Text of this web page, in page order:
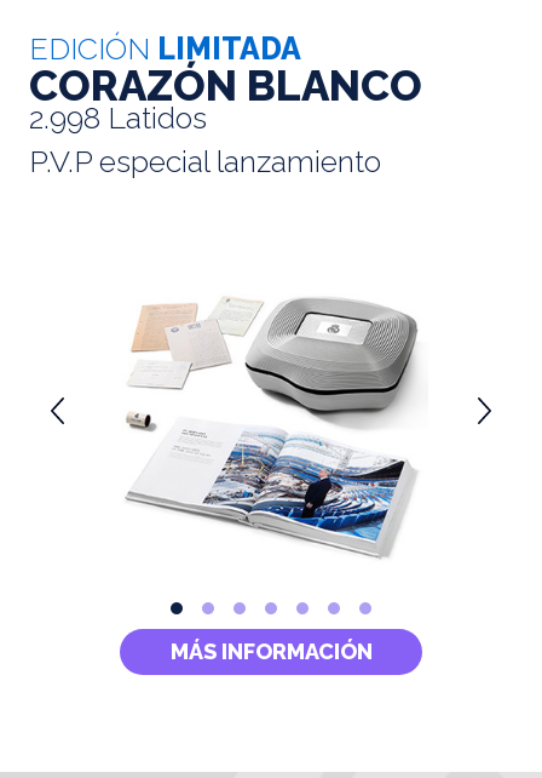
EDICIÓN LIMITADA
CORAZÓN BLANCO
2.998 Latidos
P.V.P especial lanzamiento
MÁS INFORMACIÓN